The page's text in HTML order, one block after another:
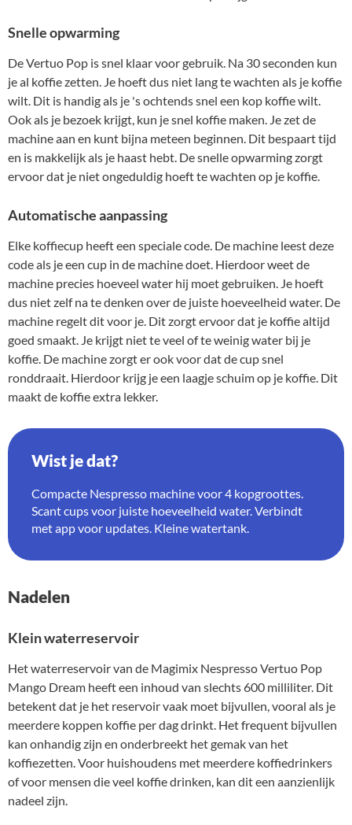
Snelle opwarming
De Vertuo Pop is snel klaar voor gebruik. Na 30 seconden kun
je al koffie zetten. Je hoeft dus niet lang te wachten als je koffie
wilt. Dit is handig als je 's ochtends snel een kop koffie wilt.
Ook als je bezoek krijgt, kun je snel koffie maken. Je zet de
machine aan en kunt bijna meteen beginnen. Dit bespaart tijd
en is makkelijk als je haast hebt. De snelle opwarming zorgt
ervoor dat je niet ongeduldig hoeft te wachten op je koffie.
Automatische aanpassing
Elke koffiecup heeft een speciale code. De machine leest deze
code als je een cup in de machine doet. Hierdoor weet de
machine precies hoeveel water hij moet gebruiken. Je hoeft
dus niet zelf na te denken over de juiste hoeveelheid water. De
machine regelt dit voor je. Dit zorgt ervoor dat je koffie altijd
goed smaakt. Je krijgt niet te veel of te weinig water bij je
koffie. De machine zorgt er ook voor dat de cup snel
ronddraait. Hierdoor krijg je een laagje schuim op je koffie. Dit
maakt de koffie extra lekker.
Wist je dat?
Compacte Nespresso machine voor 4 kopgroottes.
Scant cups voor juiste hoeveelheid water. Verbindt
met app voor updates. Kleine watertank.
Nadelen
Klein waterreservoir
Het waterreservoir van de Magimix Nespresso Vertuo Pop
Mango Dream heeft een inhoud van slechts 600 milliliter. Dit
betekent dat je het reservoir vaak moet bijvullen, vooral als je
meerdere koppen koffie per dag drinkt. Het frequent bijvullen
kan onhandig zijn en onderbreekt het gemak van het
koffiezetten. Voor huishoudens met meerdere koffiedrinkers
of voor mensen die veel koffie drinken, kan dit een aanzienlijk
nadeel zijn.